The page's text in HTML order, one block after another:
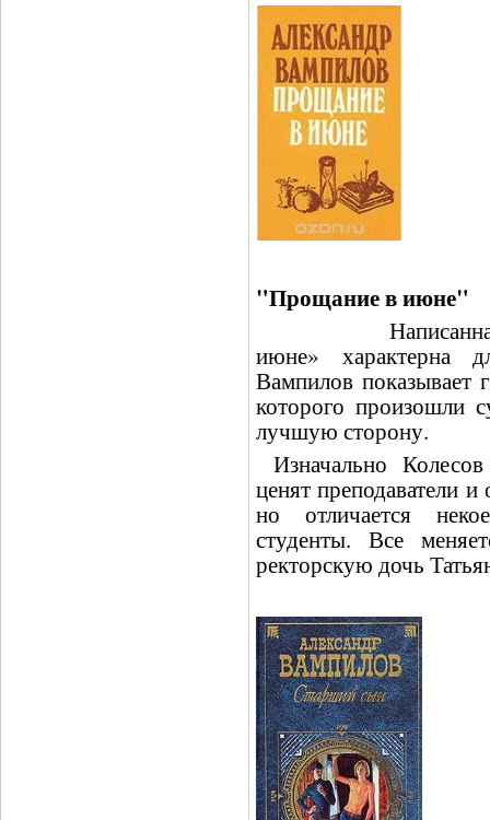
"Прощание в июне"
Написанная в
июне» характерна
Вампилов показывает
которого произошли
лучшую сторону.
Изначально
ценят преподаватели
но отличается
студенты. Все
ректорскую дочь